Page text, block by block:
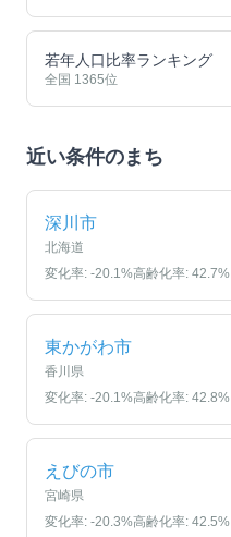
若年人口比率ランキング
全国 1365位
近い条件のまち
深川市
北海道
変化率: -20.1%高齢化率: 42.7%
東かがわ市
香川県
変化率: -20.1%高齢化率: 42.8%
えびの市
宮崎県
変化率: -20.3%高齢化率: 42.5%